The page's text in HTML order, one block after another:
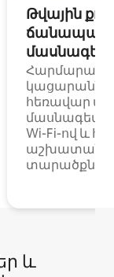
Թվային
հեռավար
Wi-Fi-ով և
և